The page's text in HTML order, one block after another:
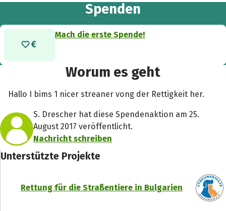
Spenden
Mach die erste Spende!
Worum es geht
Hallo I bims 1 nicer streaner vong der Rettigkeit her.
S. Drescher hat diese Spendenaktion am 25.
August 2017 veröffentlicht.
Nachricht schreiben
Unterstützte Projekte
Rettung für die Straßentiere in Bulgarien